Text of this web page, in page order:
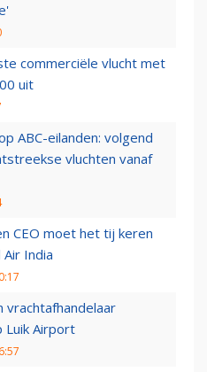
commerciële vlucht met
uit
ABC-eilanden: volgend
vluchten vanaf
CEO moet het tij keren
India
vrachtafhandelaar
Luik Airport